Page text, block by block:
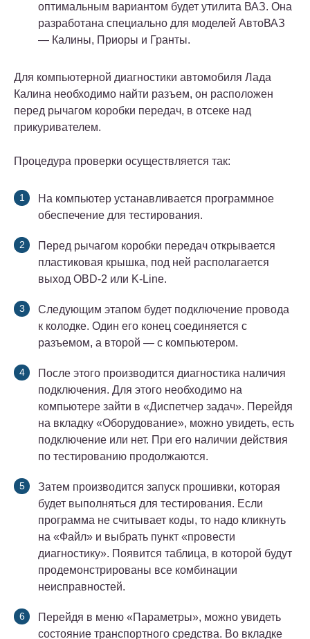
оптимальным вариантом будет утилита ВАЗ. Она
разработана специально для моделей АвтоВАЗ
— Калины, Приоры и Гранты.
Для компьютерной диагностики автомобиля Лада
Калина необходимо найти разъем, он расположен
перед рычагом коробки передач, в отсеке над
прикуривателем.
Процедура проверки осуществляется так:
На компьютер устанавливается программное
обеспечение для тестирования.
Перед рычагом коробки передач открывается
пластиковая крышка, под ней располагается
выход OBD-2 или K-Line.
Следующим этапом будет подключение провода
к колодке. Один его конец соединяется с
разъемом, а второй — с компьютером.
После этого производится диагностика наличия
подключения. Для этого необходимо на
компьютере зайти в «Диспетчер задач». Перейдя
на вкладку «Оборудование», можно увидеть, есть
подключение или нет. При его наличии действия
по тестированию продолжаются.
Затем производится запуск прошивки, которая
будет выполняться для тестирования. Если
программа не считывает коды, то надо кликнуть
на «Файл» и выбрать пункт «провести
диагностику». Появится таблица, в которой будут
продемонстрированы все комбинации
неисправностей.
Перейдя в меню «Параметры», можно увидеть
состояние транспортного средства. Во вкладке